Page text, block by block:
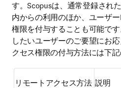
す。Scopusは、通常登録され
内からの利用のほか、ユーザ
権限を付与することも可能で
したいユーザーのご要望にお
クセス権限の付与方法には下記
リモートアクセス方法 説明